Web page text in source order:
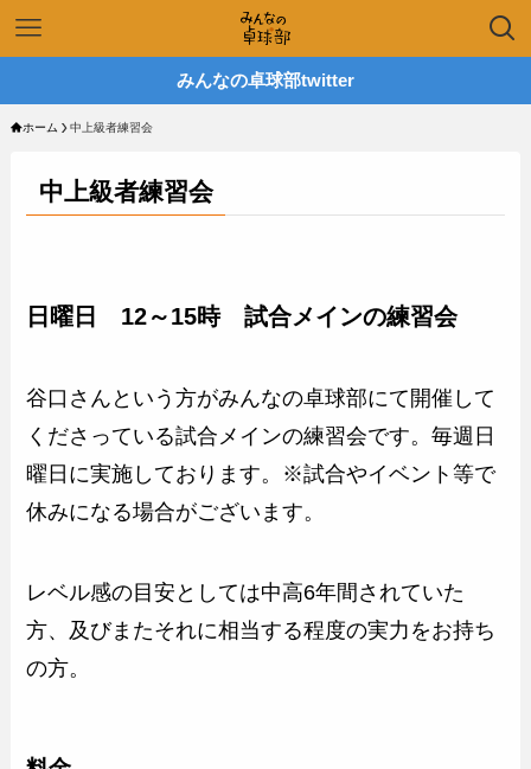
みんなの卓球部twitter
ホーム 中上級者練習会
中上級者練習会
日曜日 12～15時 試合メインの練習会
谷口さんという方がみんなの卓球部にて開催して
くださっている試合メインの練習会です。毎週日
曜日に実施しております。※試合やイベント等で
休みになる場合がございます。
レベル感の目安としては中高6年間されていた
方、及びまたそれに相当する程度の実力をお持ち
の方。